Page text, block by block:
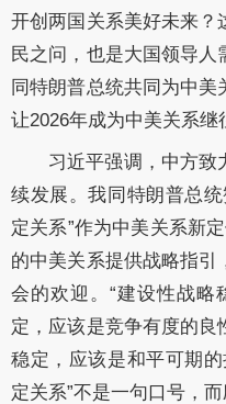
开创两国关系美好未来？
民之问，也是大国领导
同特朗普总统共同为中美
让2026年成为中美关系继
习近平强调，中方致
续发展。我同特朗普总
定关系”作为中美关系新
的中美关系提供战略指引
会的欢迎。“建设性战略
定，应该是竞争有度的
稳定，应该是和平可期
定关系”不是一句口号，